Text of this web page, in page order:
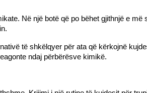
Në një botë që po bëhet gjithnjë e
të shkëlqyer për ata që kërkojnë
ndaj përbërësve kimikë.